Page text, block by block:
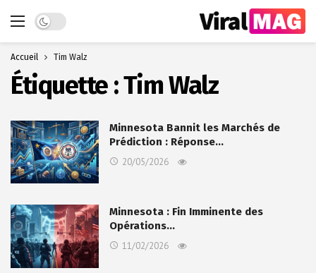
Dark mode
Accueil Tim Walz
Étiquette :Tim Walz
Minnesota Bannit les Marchés de
Prédiction : Réponse…
20/05/2026
Minnesota : Fin Imminente des
Opérations…
11/02/2026